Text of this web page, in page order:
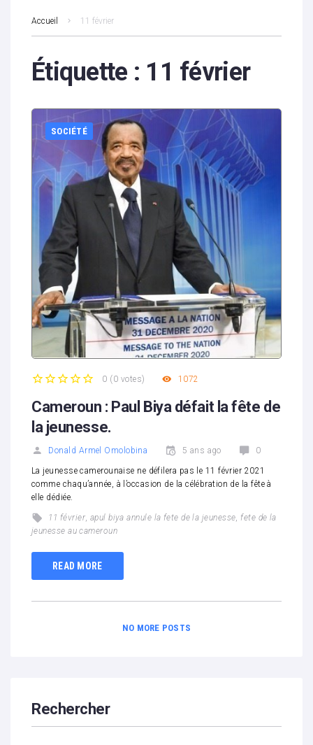
Accueil 11 février
Étiquette : 11 février
SOCIÉTÉ
0 ( 0 votes) 1072
Cameroun : Paul Biya défait la fête de
la jeunesse.
Donald Armel Omolobina 5 ans ago 0
La jeunesse camerounaise ne défilera pas le 11 février 2021
comme chaqu’année, à l’occasion de la célébration de la fête à
elle dédiée.
11 février, apul biya annule la fete de la jeunesse, fete de la
jeunesse au cameroun
READ MORE
NO MORE POSTS
Rechercher